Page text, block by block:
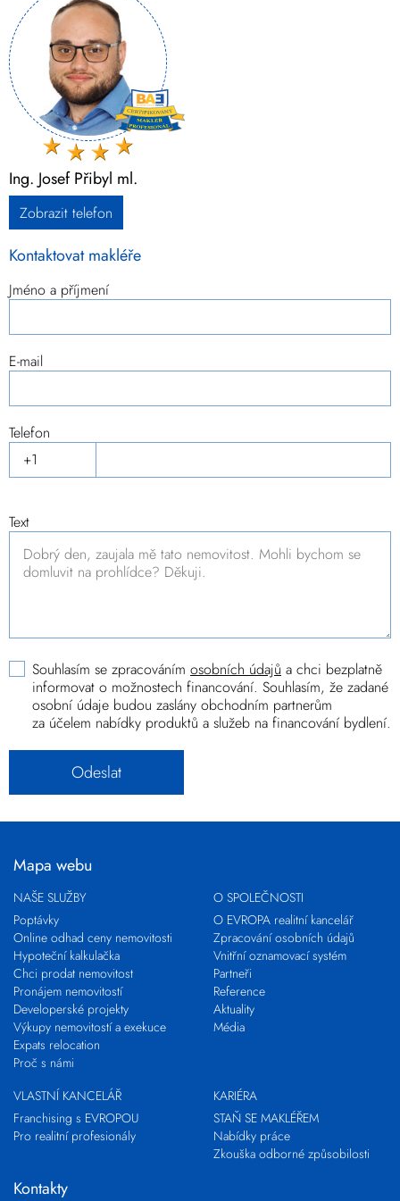
Ing. Josef Přibyl ml.
Zobrazit telefon
Kontaktovat makléře
Jméno a příjmení
E-mail
Telefon
Text
Souhlasím se zpracováním osobních údajů a chci bezplatně
informovat o možnostech financování. Souhlasím, že zadané
osobní údaje budou zaslány obchodním partnerům
za účelem nabídky produktů a služeb na financování bydlení.
Mapa webu
NAŠE SLUŽBY
Poptávky
Online odhad ceny nemovitosti
Hypoteční kalkulačka
Chci prodat nemovitost
Pronájem nemovitostí
Developerské projekty
Výkupy nemovitostí a exekuce
Expats relocation
Proč s námi
O SPOLEČNOSTI
O EVROPA realitní kancelář
Zpracování osobních údajů
Vnitřní oznamovací systém
Partneři
Reference
Aktuality
Média
VLASTNÍ KANCELÁŘ
Franchising s EVROPOU
Pro realitní profesionály
KARIÉRA
STAŇ SE MAKLÉŘEM
Nabídky práce
Zkouška odborné způsobilosti
Kontakty